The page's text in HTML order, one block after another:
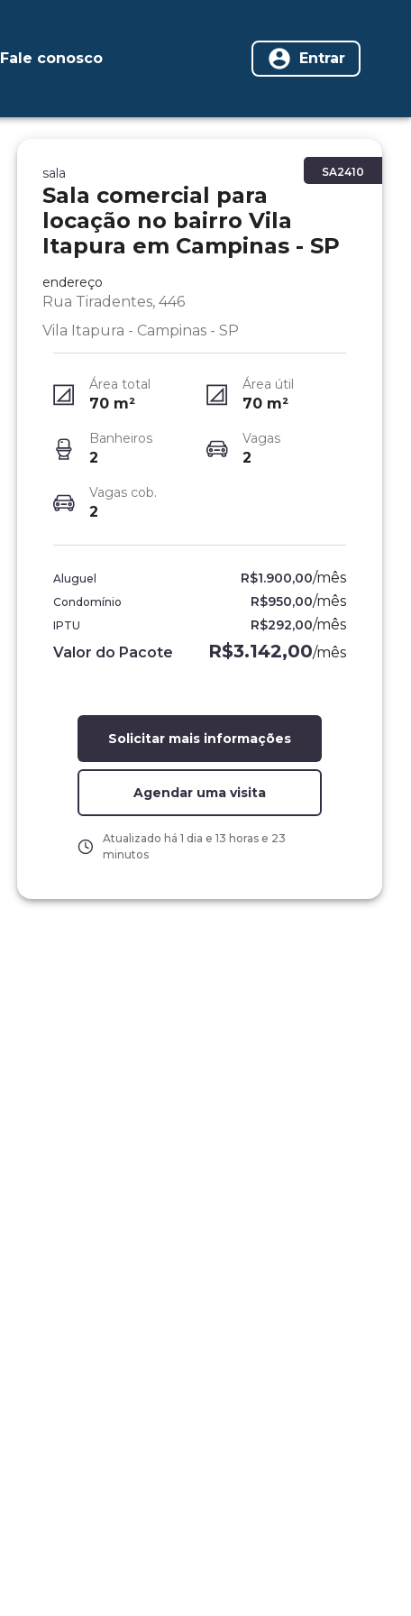
Fale conosco Entrar
SA2410
sala
Sala comercial para
locação no bairro Vila
Itapura em Campinas - SP
endereço
Rua Tiradentes, 446
Vila Itapura - Campinas - SP
Área total
70m²
Área útil
70 m²
Banheiros
2
Vagas
2
Vagas cob.
2
Aluguel R$1.900,00/mês
Condomínio R$950,00/mês
IPTU R$292,00/mês
Valor do Pacote
R$3.142,00/mês
Solicitar mais informações
Agendar uma visita
Atualizado há 1 dia e 13 horas e 23
minutos